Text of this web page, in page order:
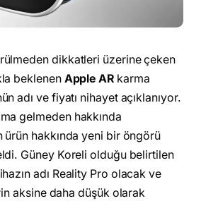
dikkatleri üzerine çeken
beklenen Apple AR karma
adı ve fiyatı nihayet açıklanıyor.
gelmeden hakkında
ürün hakkında yeni bir öngörü
Güney Koreli olduğu belirtilen
adı Reality Pro olacak ve
aksine daha düşük olarak